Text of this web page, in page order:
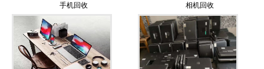
手机回收 相机回收